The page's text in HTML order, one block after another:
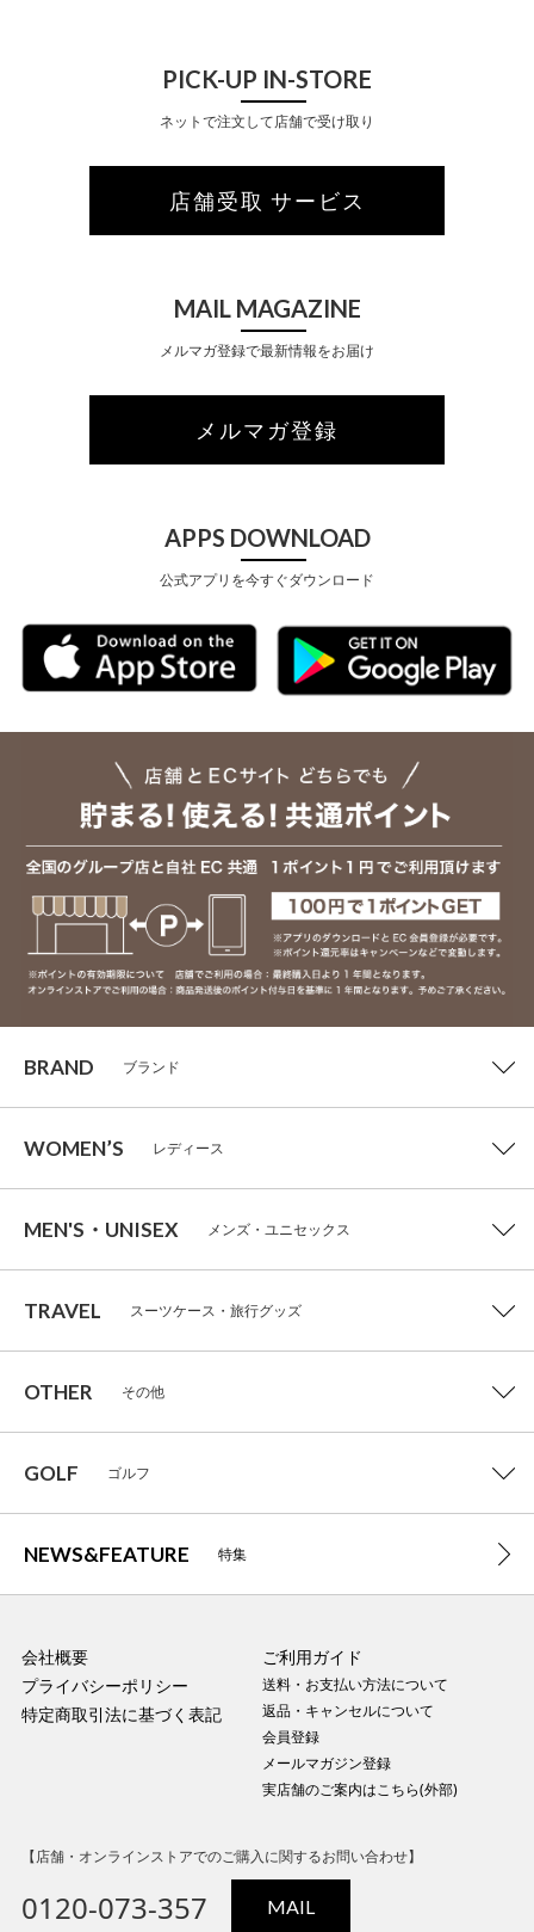
PICK-UP IN-STORE
ネットで注文して店舗で受け取り
店舗受取 サービス
MAIL MAGAZINE
メルマガ登録で最新情報をお届け
メルマガ登録
APPS DOWNLOAD
公式アプリを今すぐダウンロード
BRAND ブランド
WOMEN’S レディース
MEN'S・UNISEX メンズ・ユニセックス
TRAVEL スーツケース・旅行グッズ
OTHER その他
GOLF ゴルフ
NEWS&FEATURE 特集
会社概要
プライバシーポリシー
特定商取引法に基づく表記
ご利用ガイド
送料・お支払い方法について
返品・キャンセルについて
会員登録
メールマガジン登録
実店舗のご案内はこちら(外部)
【店舗・オンラインストアでのご購入に関するお問い合わせ】
0120-073-357 MAIL